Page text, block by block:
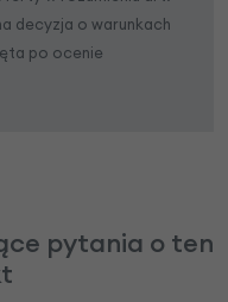
decyzja o warunkach
po ocenie
pytania o ten